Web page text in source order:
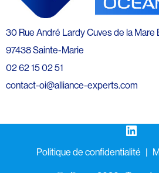
30 Rue André Lardy Cuves de la Mare
97438 Sainte-Marie
02 62 15 02 51
contact-oi@alliance-experts.com
LinkedIn
Politique de confidentialité